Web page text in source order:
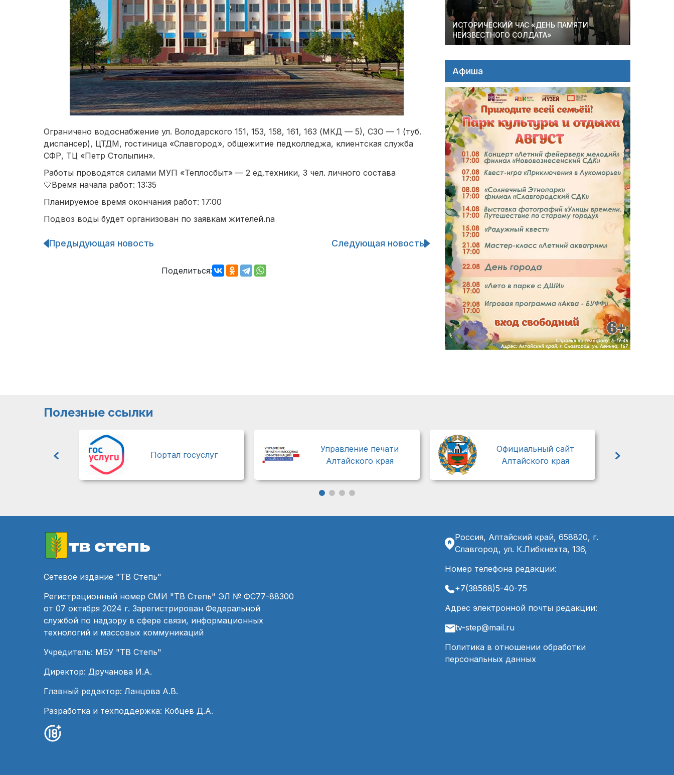
Ограничено водоснабжение ул. Володарского 151, 153, 158, 161, 163 (МКД — 5), СЗО — 1 (туб.
диспансер), ЦТДМ, гостиница «Славгород», общежитие педколледжа, клиентская служба
СФР, ТЦ «Петр Столыпин».
Работы проводятся силами МУП «Теплосбыт» — 2 ед.техники, 3 чел. личного состава
🤍Время начала работ: 13:35
Планируемое время окончания работ: 17:00
Подвоз воды будет организован по заявкам жителей.na
Навигация
Предыдующая новость Следующая новость
Поделиться:
ИСТОРИЧЕСКИЙ ЧАС «ДЕНЬ ПАМЯТИ
НЕИЗВЕСТНОГО СОЛДАТА»
Афиша
Полезные ссылки
Портал госуслуг
Управление печати
Алтайского края
Официальный сайт
Алтайского края
тв степь
Сетевое издание "ТВ Степь"
Регистрационный номер СМИ "ТВ Степь" ЭЛ № ФС77-88300
от 07 октября 2024 г. Зарегистрирован Федеральной
службой по надзору в сфере связи, информационных
технологий и массовых коммуникаций
Учредитель: МБУ "ТВ Степь"
Директор: Дручанова И.А.
Главный редактор: Ланцова А.В.
Разработка и техподдержка: Кобцев Д.А.
Россия, Алтайский край, 658820, г.
Славгород, ул. К.Либкнехта, 136,
Номер телефона редакции:
+7(38568)5-40-75
Адрес электронной почты редакции:
tv-step@mail.ru
Политика в отношении обработки
персональных данных